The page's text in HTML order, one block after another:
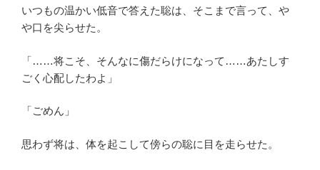
いつもの温かい低音で答えた聡は、そこまで言って、や
や口を尖らせた。
「……将こそ、そんなに傷だらけになって……あたしす
ごく心配したわよ」
「ごめん」
思わず将は、体を起こして傍らの聡に目を走らせた。